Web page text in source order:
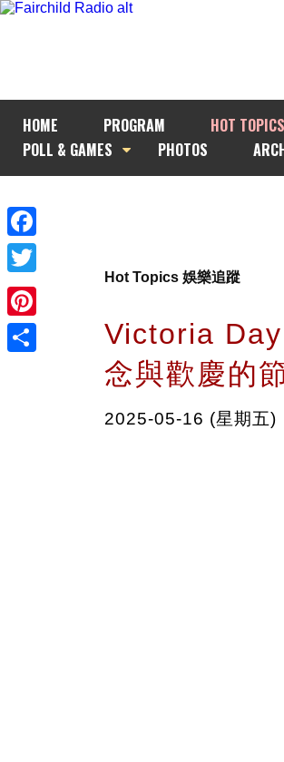
HOME PROGRAM HOT TOPICS
POLL & GAMES
PHOTOS
Facebook
Twitter
Pinterest
Hot Topics 娛樂追蹤
Victoria
念與歡慶的
2025-05-16 (星期五)